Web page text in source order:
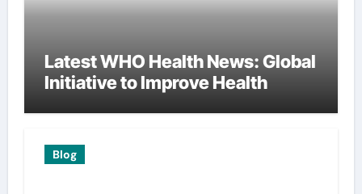
Latest WHO Health News: Global
Initiative to Improve Health
Blog